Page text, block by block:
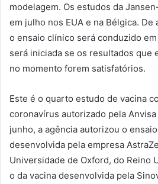
modelagem. Os estudos da
em julho nos EUA e na Bélgica. De
o ensaio clínico será conduzido
será iniciada se os resultados que
no momento forem satisfatórios.
Este é o quarto estudo de vacina
coronavírus autorizado pela
junho, a agência autorizou o
desenvolvida pela empresa
Universidade de Oxford, do Reino
o da vacina desenvolvida pela